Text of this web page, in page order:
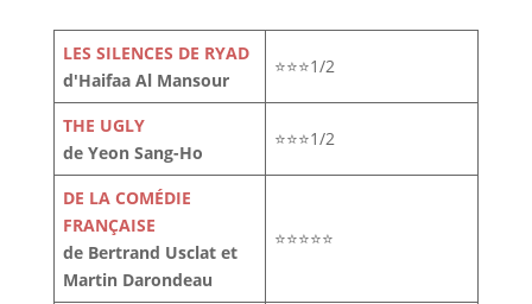
LES SILENCES DE RYAD
d'Haifaa Al Mansour
⭐⭐⭐1/2
THE UGLY
de Yeon Sang-Ho
⭐⭐⭐1/2
DE LA COMÉDIE
FRANÇAISE
de Bertrand Usclat et
Martin Darondeau
⭐⭐⭐⭐⭐